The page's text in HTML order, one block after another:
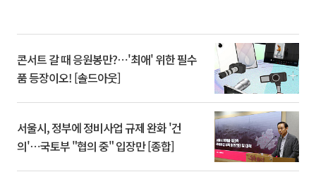
콘서트 갈 때 응원봉만?⋯'최애' 위한 필수
품 등장이오! [솔드아웃]
서울시, 정부에 정비사업 규제 완화 '건
의'⋯국토부 "협의 중" 입장만 [종합]